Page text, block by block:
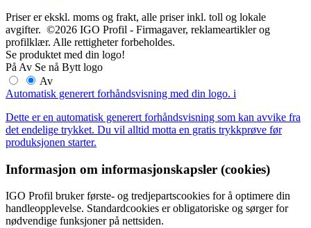
Priser er ekskl. moms og frakt, alle priser inkl. toll og lokale
avgifter. ©2026 IGO Profil - Firmagaver, reklameartikler og
profilklær. Alle rettigheter forbeholdes.
Se produktet med din logo!
På Av Se nå Bytt logo
Av
Automatisk generert forhåndsvisning med din logo. i
Dette er en automatisk generert forhåndsvisning som kan avvike fra
det endelige trykket. Du vil alltid motta en gratis trykkprøve før
produksjonen starter.
Informasjon om informasjonskapsler (cookies)
IGO Profil bruker første- og tredjepartscookies for å optimere din
handleopplevelse. Standardcookies er obligatoriske og sørger for
nødvendige funksjoner på nettsiden.